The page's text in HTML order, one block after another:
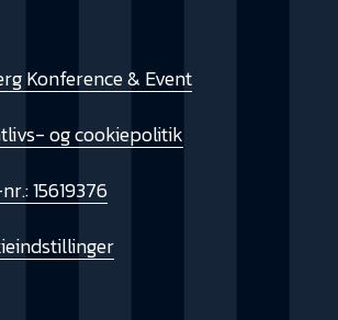
Konference & Event
og cookiepolitik
15619376